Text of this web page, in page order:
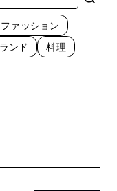
ファッション
ンド
料理